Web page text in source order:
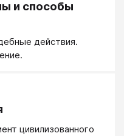
и способы
действия.
цивилизованного